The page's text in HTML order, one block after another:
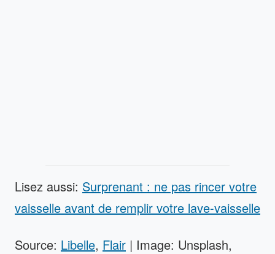
Lisez aussi: Surprenant : ne pas rincer votre
vaisselle avant de remplir votre lave-vaisselle
Source: Libelle, Flair | Image: Unsplash,